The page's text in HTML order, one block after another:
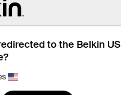
to the Belkin US